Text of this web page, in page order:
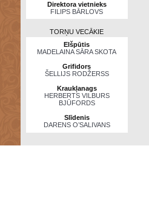
Direktora vietnieks
FILIPS BĀRLOVS
TORŅU VECĀKIE
Elšpūtis
MADELAINA SĀRA SKOTA
Grifidors
ŠELLIJS RODŽERSS
Kraukļanags
HERBERTS VILBURS
BJŪFORDS
Slīdenis
DARENS O’SALIVANS